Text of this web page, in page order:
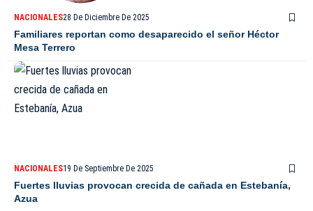
NACIONALES28 De Diciembre De 2025
Familiares reportan como desaparecido el señor Héctor
Mesa Terrero
NACIONALES19 De Septiembre De 2025
Fuertes lluvias provocan crecida de cañada en Estebanía,
Azua